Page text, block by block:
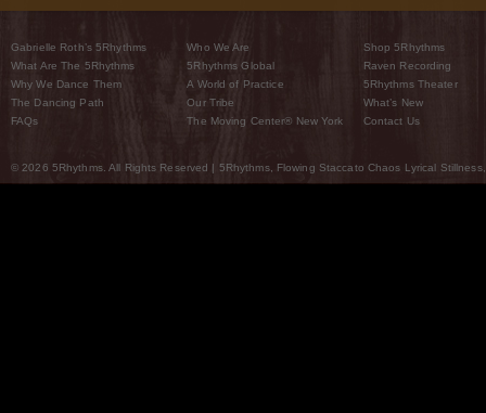
Gabrielle Roth’s 5Rhythms
What Are The 5Rhythms
Why We Dance Them
The Dancing Path
FAQs
Who We Are
5Rhythms Global
A World of Practice
Our Tribe
The Moving Center® New York
Shop 5Rhythms
Raven Recording
5Rhythms Theater
What’s New
Contact Us
© 2026 5Rhythms. All Rights Reserved | 5Rhythms, Flowing Staccato Chaos Lyrical